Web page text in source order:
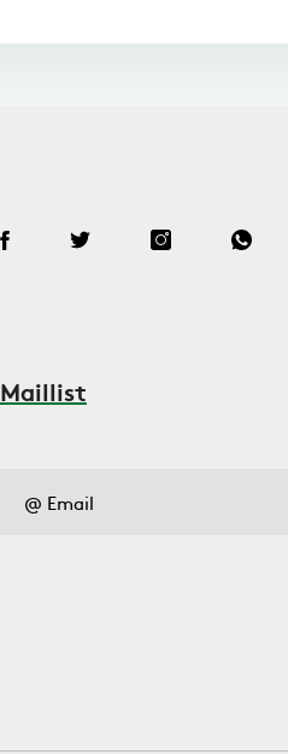
Maillist